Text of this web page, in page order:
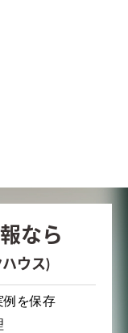
なら
ウス)
例を保存